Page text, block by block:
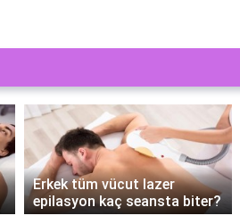
Lazer epilasyon tüm vücut
nereleri kapsıyor?